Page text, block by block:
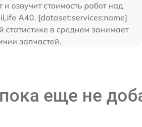
и озвучит стоимость работ над
A40. [dataset:services:name]
в среднем занимает
запчастей.
еще не